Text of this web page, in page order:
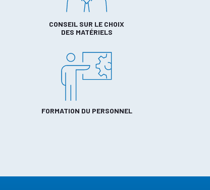
CONSEIL SUR LE CHOIX
DES MATÉRIELS
FORMATION DU PERSONNEL